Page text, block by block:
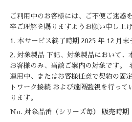
ご利用中のお客様には、ご不便ご迷惑
卒ご理解を賜りますようお願い申し上げ
1. 本サービス終了時期 2025 年 12 月末
2. 対象製品 下記、対象製品において、
お客様のみ、当該ご案内の対象です。
運用中、またはお客様任意で契約の固
トワーク接続 および遠隔監視を行って
ります。
No. 対象品番（シリーズ毎） 販売時期